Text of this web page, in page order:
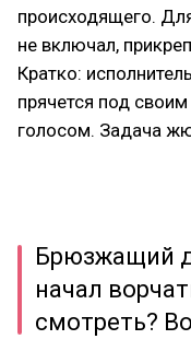
происходящего.
не включал,
Кратко:
прячется под
голосом. Задача
Брюзжащий
начал
смотреть?